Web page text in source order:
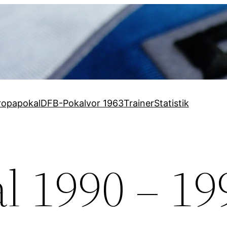
DFB-Pokalvor 1963TrainerStatistik
1990 –